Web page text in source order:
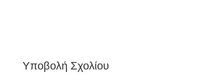
Υποβολή Σχολίου